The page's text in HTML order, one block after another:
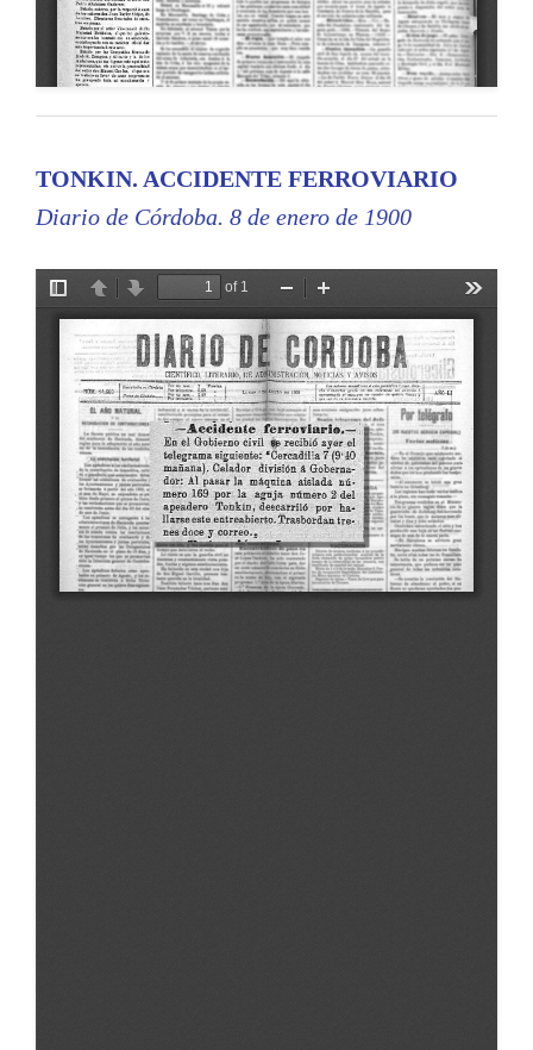
TONKIN. ACCIDENTE FERROVIARIO
Diario de Córdoba. 8 de enero de 1900